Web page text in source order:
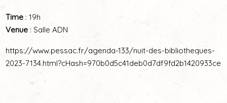
Time : 19h
Venue : Salle ADN
https://www.pessac.fr/agenda-133/nuit-des-bibliotheques-
2023-7134.html?cHash=970b0d5c41deb0d7df9fd2b1420933ce